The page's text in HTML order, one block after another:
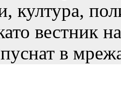
култура,
вестник
пуснат в